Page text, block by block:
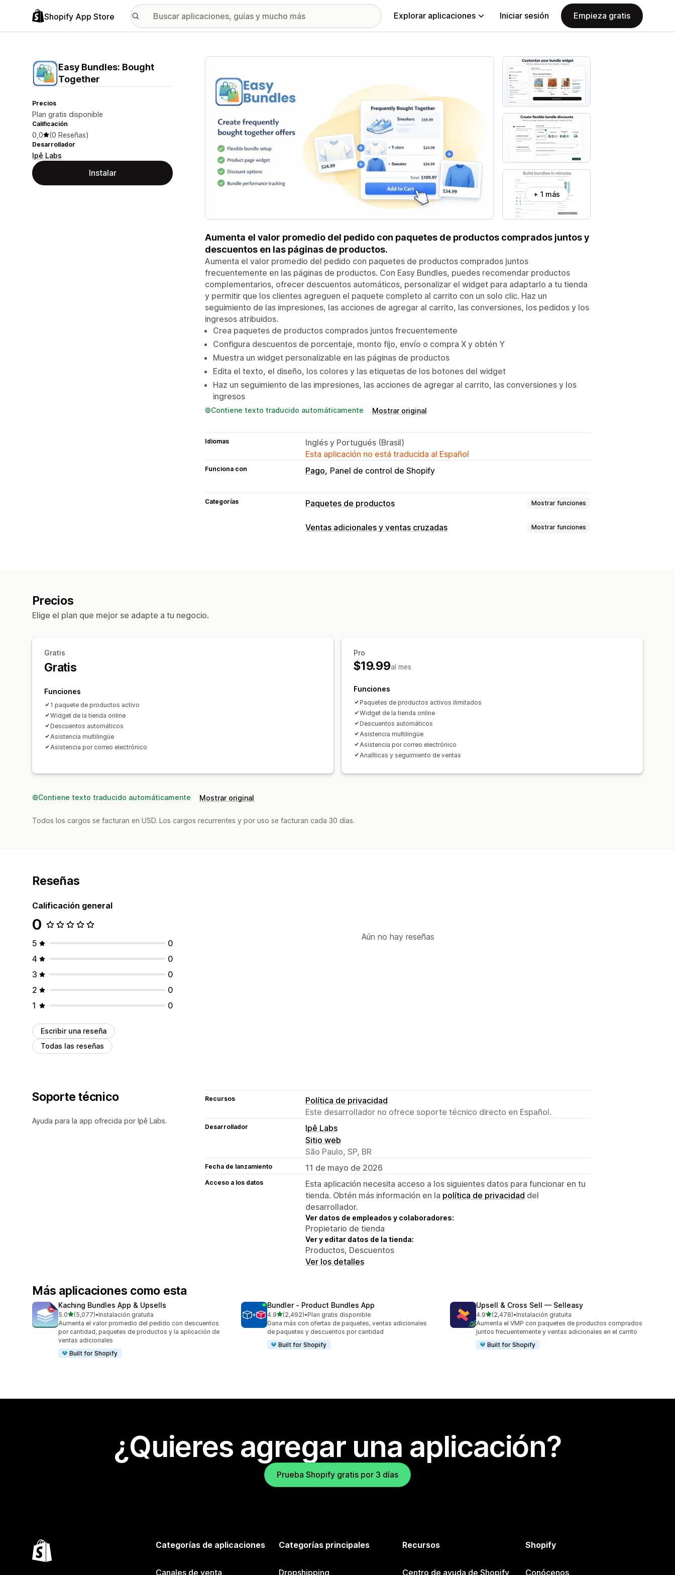
Shopify App Store Explorar aplicaciones Iniciar sesión Empieza gratis
Easy Bundles: Bought
Together
Precios
Plan gratis disponible
Calificación
0,0 (0 Reseñas)
Desarrollador
Ipê Labs
Instalar
Galería de imágenes destacadas
+ 1 más
Aumenta el valor promedio del pedido con paquetes de productos comprados juntos y
descuentos en las páginas de productos.
Aumenta el valor promedio del pedido con paquetes de productos comprados juntos
frecuentemente en las páginas de productos. Con Easy Bundles, puedes recomendar productos
complementarios, ofrecer descuentos automáticos, personalizar el widget para adaptarlo a tu tienda
y permitir que los clientes agreguen el paquete completo al carrito con un solo clic. Haz un
seguimiento de las impresiones, las acciones de agregar al carrito, las conversiones, los pedidos y los
ingresos atribuidos.
Crea paquetes de productos comprados juntos frecuentemente
Configura descuentos de porcentaje, monto fijo, envío o compra X y obtén Y
Muestra un widget personalizable en las páginas de productos
Edita el texto, el diseño, los colores y las etiquetas de los botones del widget
Haz un seguimiento de las impresiones, las acciones de agregar al carrito, las conversiones y los
ingresos
Contiene texto traducido automáticamente Mostrar original
Idiomas
Inglés y Portugués (Brasil)
Esta aplicación no está traducida al Español
Funciona con Pago Panel de control de Shopify
Categorías Paquetes de productos Mostrar funciones
Tipos de paquetes
Ventas adicionales y ventas cruzadas Mostrar funciones
Precios
Elige el plan que mejor se adapte a tu negocio.
Gratis
Gratis
Funciones
1 paquete de productos activo
Widget de la tienda online
Descuentos automáticos
Asistencia multilingüe
Asistencia por correo electrónico
Pro
$19.99al mes
Funciones
Paquetes de productos activos ilimitados
Widget de la tienda online
Descuentos automáticos
Asistencia multilingüe
Asistencia por correo electrónico
Analíticas y seguimiento de ventas
Contiene texto traducido automáticamente Mostrar original
Todos los cargos se facturan en USD. Los cargos recurrentes y por uso se facturan cada 30 días.
Reseñas
Calificación general
0
5
0
4
0
3
0
2
0
1
0
Escribir una reseña
Todas las reseñas
Aún no hay reseñas
Soporte técnico
Ayuda para la app ofrecida por Ipê Labs.
Recursos
Política de privacidad
Este desarrollador no ofrece soporte técnico directo en Español.
Desarrollador
Ipê Labs
Sitio web
São Paulo, SP, BR
Fecha de lanzamiento 11 de mayo de 2026
Acceso a los datos
Esta aplicación necesita acceso a los siguientes datos para funcionar en tu
tienda. Obtén más información en la política de privacidad del
desarrollador.
Ver datos de empleados y colaboradores:
Propietario de tienda
Ver y editar datos de la tienda:
Productos, Descuentos
Ver los detalles
Más aplicaciones como esta
Kaching Bundles App & Upsells
5.0de 5 estrellas
(5,077)
5077 reseñas en total
•Instalación gratuita
Aumenta el valor promedio del pedido con descuentos
por cantidad, paquetes de productos y la aplicación de
ventas adicionales
Built for Shopify
Bundler ‑ Product Bundles App
4.9de 5 estrellas
(2,492)
2492 reseñas en total
•Plan gratis disponible
Gana más con ofertas de paquetes, ventas adicionales
de paquetes y descuentos por cantidad
Built for Shopify
Upsell & Cross Sell — Selleasy
4.9de 5 estrellas
(2,478)
2478 reseñas en total
•Instalación gratuita
Aumenta el VMP con paquetes de productos comprados
juntos frecuentemente y ventas adicionales en el carrito
Built for Shopify
¿Quieres agregar una aplicación?
Prueba Shopify gratis por 3 días
Categorías de aplicaciones
Canales de venta
Categorías principales
Dropshipping
Recursos
Centro de ayuda de Shopify
Shopify
Conócenos